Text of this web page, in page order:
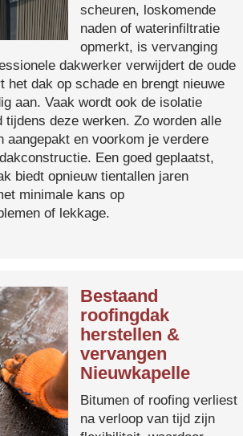
scheuren, loskomende
naden of waterinfiltratie
opmerkt, is vervanging
dakwerker verwijdert de oude
het dak op schade en brengt nieuwe
aan. Vaak wordt ook de isolatie
tijdens deze werken. Zo worden alle
aangepakt en voorkom je verdere
Een goed geplaatst,
biedt opnieuw tientallen jaren
minimale kans op
of lekkage.
Bestaand
roofingdak
herstellen &
vervangen
Nieuwkapelle
Bitumen of roofing verliest
na verloop van tijd zijn